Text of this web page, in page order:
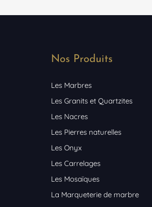
Nos Produits
Les Marbres
Les Granits et Quartzites
Les Nacres
Les Pierres naturelles
Les Onyx
Les Carrelages
Les Mosaïques
La Marqueterie de marbre